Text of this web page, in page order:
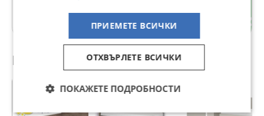
Препоръчани за теб
ПРИЕМЕТЕ ВСИЧКИ
ОТХВЪРЛЕТЕ ВСИЧКИ
ПОКАЖЕТЕ ПОДРОБНОСТИ